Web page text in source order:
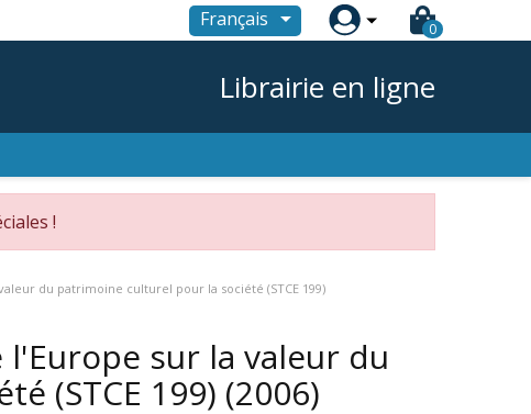
Français  0
Librairie en ligne
!
du patrimoine culturel pour la société (STCE 199)
sur la valeur du
(STCE 199) (2006)